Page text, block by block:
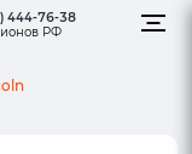
444-76-38
РФ